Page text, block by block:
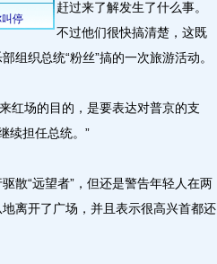
赶过来了解发生了什么事。
不过他们很快搞清楚，这既
组织总统“粉丝”搞的一次旅游活动。
场的目的，是要表达对普京的支
续担任总统。”
“远望者”，但还是警告年轻人在两
离开了广场，并且表示很高兴首都还